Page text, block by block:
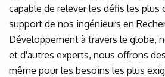
capable de relever les défis les plus
support de nos ingénieurs en
Développement à travers le globe,
et d'autres experts, nous offrons
même pour les besoins les plus